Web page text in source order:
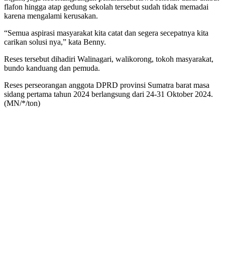
flafon hingga atap gedung sekolah tersebut sudah tidak memadai
karena mengalami kerusakan.
“Semua aspirasi masyarakat kita catat dan segera secepatnya kita
carikan solusi nya,” kata Benny.
Reses tersebut dihadiri Walinagari, walikorong, tokoh masyarakat,
bundo kanduang dan pemuda.
Reses perseorangan anggota DPRD provinsi Sumatra barat masa
sidang pertama tahun 2024 berlangsung dari 24-31 Oktober 2024.
(MN/*/ton)